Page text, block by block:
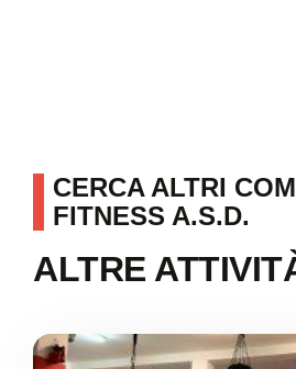
CERCA ALTRI
FITNESS A.S.D.
ALTRE